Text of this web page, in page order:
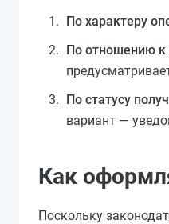
По характеру
По отношению к
По статусу
вариант —
Как
Поскольку